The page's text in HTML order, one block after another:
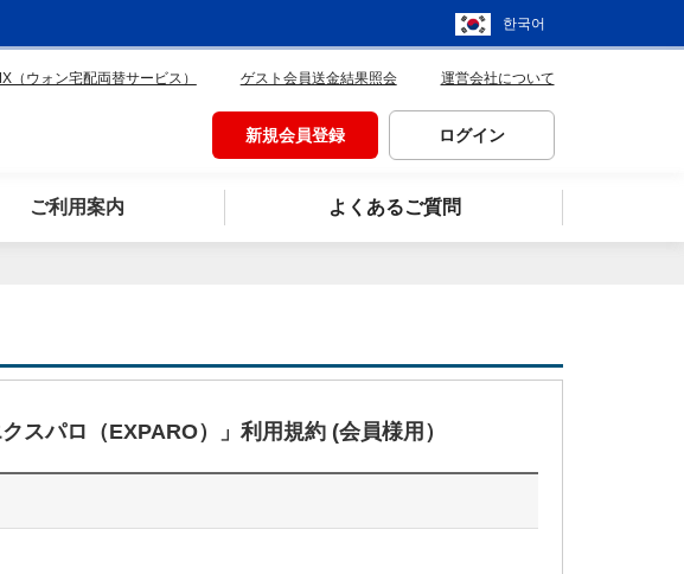
한국어
（ウォン宅配両替サービス） ゲスト会員送金結果照会 運営会社について
新規会員登録 ログイン
ご利用案内 よくあるご質問
スパロ（EXPARO）」利用規約 (会員様用）